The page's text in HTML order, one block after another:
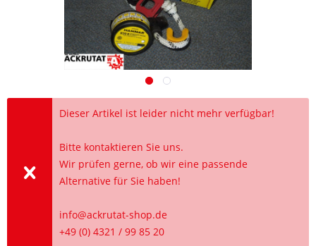
Dieser Artikel ist leider nicht mehr verfügbar!
Bitte kontaktieren Sie uns.
Wir prüfen gerne, ob wir eine passende
Alternative für Sie haben!
info@ackrutat-shop.de
+49 (0) 4321 / 99 85 20